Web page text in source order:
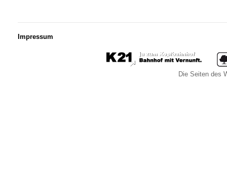
Impressum
Die Seiten des